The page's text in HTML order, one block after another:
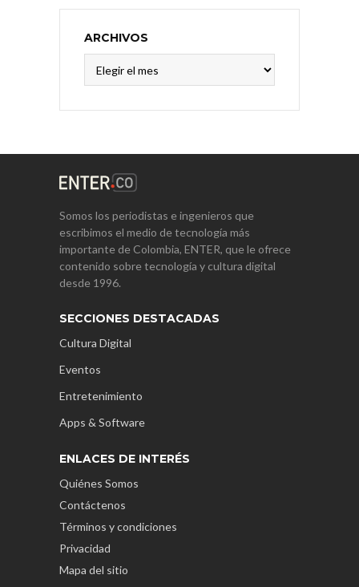
ARCHIVOS
Somos los periodistas e ingenieros que
escribimos el medio de tecnología más
importante de Colombia, ENTER, que le ofrece
contenido sobre tecnología y cultura digital
desde 1996.
SECCIONES DESTACADAS
Cultura Digital
Eventos
Entretenimiento
Apps & Software
ENLACES DE INTERÉS
Quiénes Somos
Contáctenos
Términos y condiciones
Privacidad
Mapa del sitio